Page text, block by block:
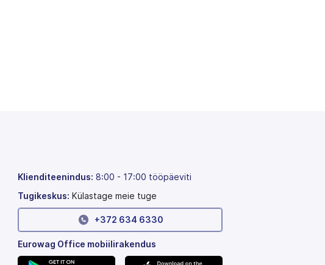
Klienditeenindus: 8:00 - 17:00 tööpäeviti
Tugikeskus: Külastage meie tuge
+372 634 6330
Eurowag Office mobiilirakendus